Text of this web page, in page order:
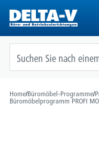
springen
Home/Büromöbel-Programme/
Büromöbelprogramm PROFI